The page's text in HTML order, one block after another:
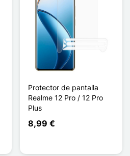
Protector de pantalla
Realme 12 Pro / 12 Pro
Plus
8,99 €